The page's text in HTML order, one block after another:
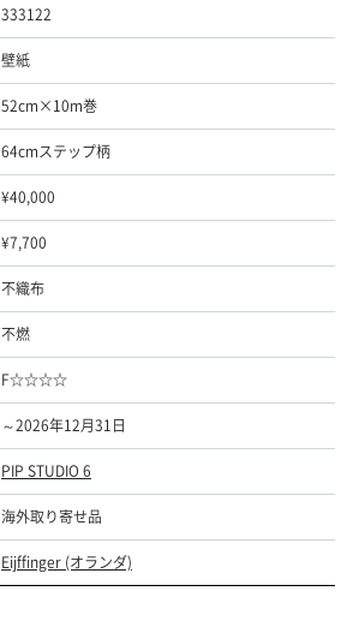
333122
壁紙
52cm×10m巻
64cmステップ柄
¥40,000
¥7,700
不織布
不燃
F☆☆☆☆
～2026年12月31日
PIP STUDIO 6
海外取り寄せ品
Eijffinger (オランダ)